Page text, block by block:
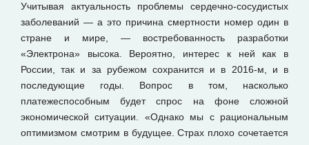
Учитывая актуальность проблемы сердечно-сосудистых
заболеваний — а это причина смертности номер один в
стране и мире, — востребованность разработки
«Электрона» высока. Вероятно, интерес к ней как в
России, так и за рубежом сохранится и в 2016-м, и в
последующие годы. Вопрос в том, насколько
платежеспособным будет спрос на фоне сложной
экономической ситуации. «Однако мы с рациональным
оптимизмом смотрим в будущее. Страх плохо сочетается